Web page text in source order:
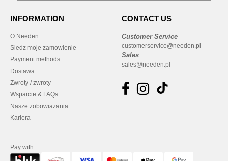
INFORMATION
O Needen
Sledz moje zamowienie
Payment methods
Dostawa
Zwroty / zwroty
Wsparcie & FAQs
Nasze zobowiazania
Kariera
CONTACT US
Customer Service
customerservice@needen.pl
Sales
sales@needen.pl
Pay with